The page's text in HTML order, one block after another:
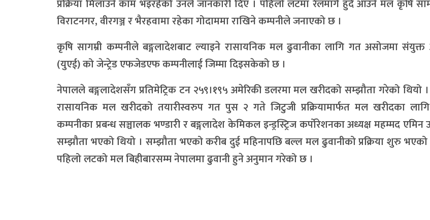
प्रक्रिया मिलाउने काम भइरहेको उनले जानकारी दिए । पहिलो लटमा रेलमार्ग हुँदै आउने मल कृषि
विराटनगर, वीरगञ्ज र भैरहवामा रहेका गोदाममा राखिने कम्पनीले जनाएको छ ।
कृषि सागम्री कम्पनीले बङ्गलादेशबाट ल्याइने रासायनिक मल ढुवानीका लागि गत असोजमा
(युएई) को जेन्ट्रेड एफजेडएफ कम्पनीलाई जिम्मा दिइसकेको छ ।
नेपालले बङ्गलादेशसँग प्रतिमेट्रिक टन २५९।१९५ अमेरिकी डलरमा मल खरीदको सम्झौता गरेको थियो
रासायनिक मल खरीदको तयारीस्वरुप गत पुस २ गते जिटुजी प्रक्रियामार्फत मल खरीदका
कम्पनीका प्रबन्ध सञ्चालक भण्डारी र बङ्गलादेश केमिकल इन्ड्रस्ट्रिज कर्पोरेशनका अध्यक्ष महम्मद
सम्झौता भएको थियो । सम्झौता भएको करीब दुई महिनापछि बल्ल मल ढुवानीको प्रक्रिया शुरु
पहिलो लटको मल बिहीबारसम्म नेपालमा ढुवानी हुने अनुमान गरेको छ ।